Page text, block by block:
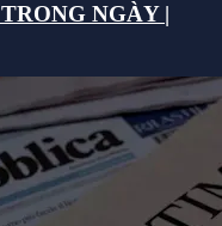
NGÀY |